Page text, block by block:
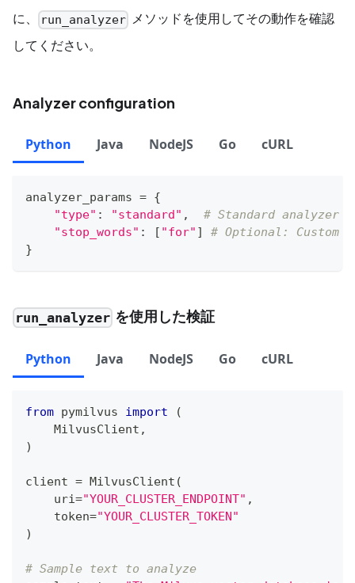
に、
run_analyzer メソッドを使用してその動作を確認
してください。
Analyzer configuration
Python Java NodeJS Go cURL
analyzer_params = {
"type" : "standard" ,
# Standard analyzer
"stop_words" : [ "for" ]
# Optional: Custom
}
run_analyzer を使用した検証
Python Java NodeJS Go cURL
from pymilvus import
(
    MilvusClient
,
)
client = MilvusClient (
    uri
="YOUR_CLUSTER_ENDPOINT" ,
    token
="YOUR_CLUSTER_TOKEN"
)
# Sample text to analyze